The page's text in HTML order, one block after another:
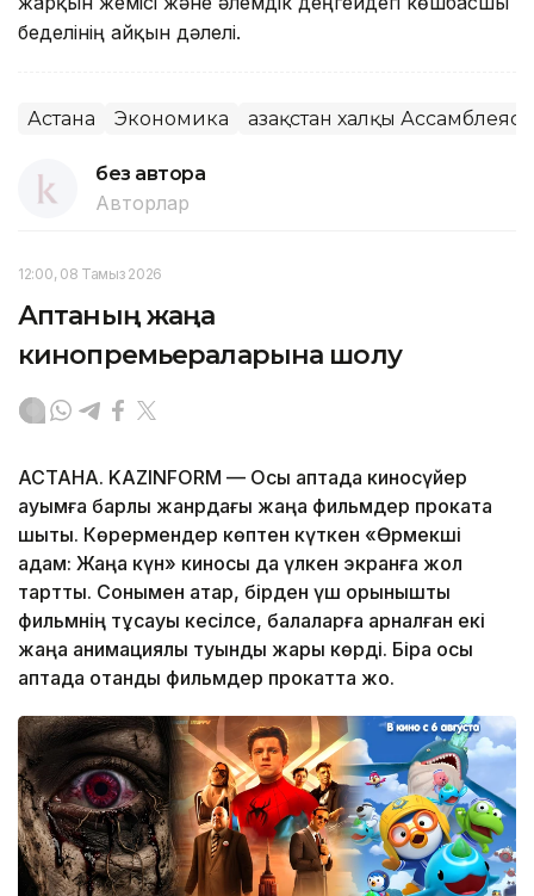
беделінің айқын дәлелі.
Астана Экономика Қазақстан халқы
без автора
Авторлар
12:00, 08 Тамыз 2026
Аптаның жаңа
кинопремьераларына шолу
АСТАНА. KAZINFORM — Осы аптада киносүйер
қауымға барлық жанрдағы жаңа фильмдер прокатқа
шықты. Көрермендер көптен күткен «Өрмекші
адам: Жаңа күн» киносы да үлкен экранға жол
тартты. Сонымен қатар, бірден үш қорқынышты
фильмнің тұсауы кесілсе, балаларға арналған екі
жаңа анимациялық туынды жарық көрді. Бірақ осы
аптада отандық фильмдер прокатта жоқ.